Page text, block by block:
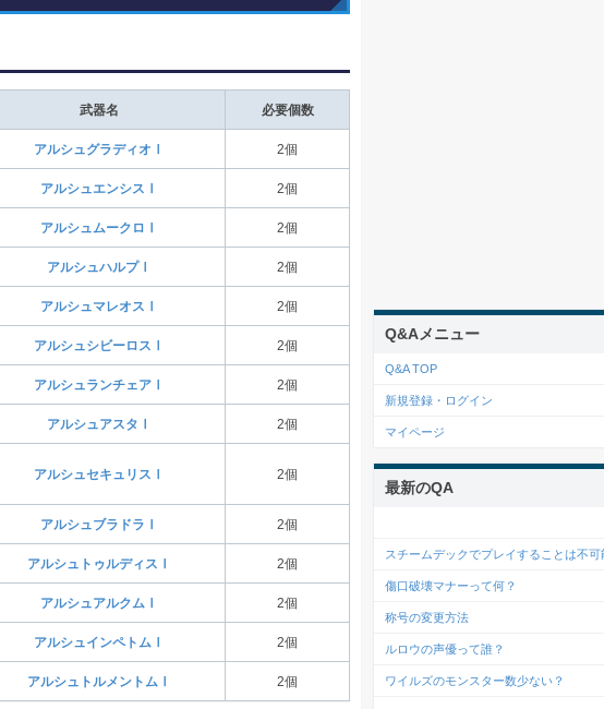
武器名 必要個数
アルシュグラディオⅠ 2個
アルシュエンシスⅠ 2個
アルシュムークロⅠ 2個
アルシュハルプⅠ 2個
アルシュマレオスⅠ 2個
アルシュシビーロスⅠ 2個
アルシュランチェアⅠ 2個
アルシュアスタⅠ 2個
アルシュセキュリスⅠ 2個
アルシュブラドラⅠ 2個
アルシュトゥルディスⅠ 2個
アルシュアルクムⅠ 2個
アルシュインペトムⅠ 2個
アルシュトルメントムⅠ 2個
Q&Aメニュー
Q&A TOP
新規登録・ログイン
マイページ
最新のQA
スチームデックでプレイすることは不可
傷口破壊マナーって何？
称号の変更方法
ルロウの声優って誰？
ワイルズのモンスター数少ない？